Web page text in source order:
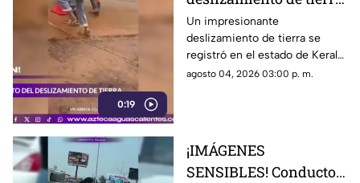
0:19
en India durante
intensas lluvias
monzónicas
Un impresionante
deslizamiento de tierra se
registró en el estado de Kerala,
India, donde las intensas
derrumbes
agosto 04, 2026 03:00 p. m.
¡IMÁGENES
SENSIBLES! Conductor